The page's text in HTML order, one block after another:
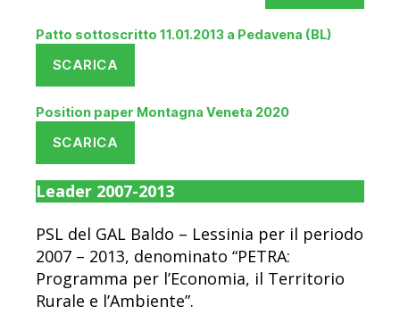
Patto sottoscritto 11.01.2013 a Pedavena (BL)
SCARICA
Position paper Montagna Veneta 2020
SCARICA
Leader 2007-2013
PSL del GAL Baldo – Lessinia per il periodo
2007 – 2013, denominato “PETRA:
Programma per l’Economia, il Territorio
Rurale e l’Ambiente”.